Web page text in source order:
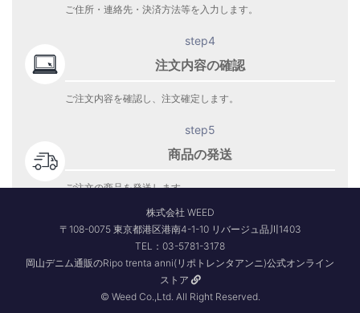
ご住所・連絡先・決済方法等を入力します。
step4
注文内容の確認
ご注文内容を確認し、注文確定します。
step5
商品の発送
ご注文の商品を発送します。
株式会社 WEED
〒108-0075 東京都港区港南4-1-10 リバージュ品川1403
TEL：03-5781-3178
岡山デニム通販のRipo trenta anni(リポトレンタアンニ)公式オンライン
ストア
© Weed Co.,Ltd. All Right Reserved.